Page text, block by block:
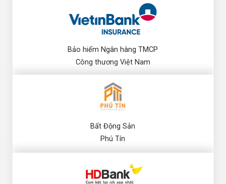
Bảo hiểm Ngân hàng TMCP
Công thương Việt Nam
Bất Động Sản
Phú Tín